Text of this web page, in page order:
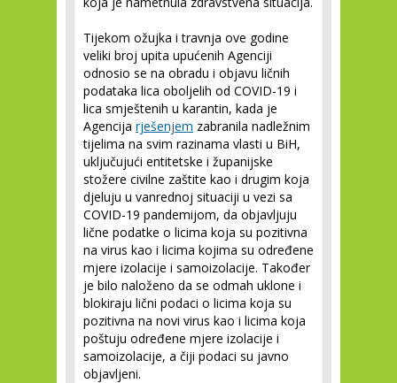
Tijekom ožujka i travnja ove godine
veliki broj upita upućenih Agenciji
odnosio se na obradu i objavu ličnih
podataka lica oboljelih od COVID-19 i
lica smještenih u karantin, kada je
Agencija rješenjem zabranila nadležnim
tijelima na svim razinama vlasti u BiH,
uključujući entitetske i županijske
stožere civilne zaštite kao i drugim koja
djeluju u vanrednoj situaciji u vezi sa
COVID-19 pandemijom, da objavljuju
lične podatke o licima koja su pozitivna
na virus kao i licima kojima su određene
mjere izolacije i samoizolacije. Također
je bilo naloženo da se odmah uklone i
blokiraju lični podaci o licima koja su
pozitivna na novi virus kao i licima koja
poštuju određene mjere izolacije i
samoizolacije, a čiji podaci su javno
objavljeni.